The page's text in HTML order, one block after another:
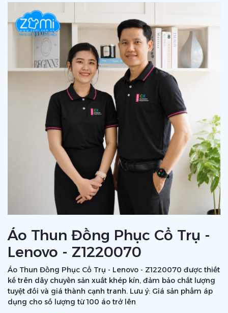
Áo Thun Đồng Phục Cổ Trụ -
Lenovo - Z1220070
Áo Thun Đồng Phục Cổ Trụ - Lenovo - Z1220070 được thiết
kế trên dây chuyền sản xuất khép kín, đảm bảo chất lượng
tuyệt đối và giá thành cạnh tranh. Lưu ý: Giá sản phẩm áp
dụng cho số lượng từ 100 áo trở lên